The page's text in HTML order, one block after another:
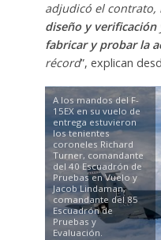
adjudicó el contrato,
diseño y verificación
fabricar y probar la
récord”, explican
A los mandos del F-
15EX en su vuelo de
entrega estuvieron
los tenientes
coroneles Richard
Turner, comandante
del 40 Escuadrón de
Pruebas en Vuelo y
Jacob Lindaman,
comandante del 85
Escuadrón de
Pruebas y
Evaluación.